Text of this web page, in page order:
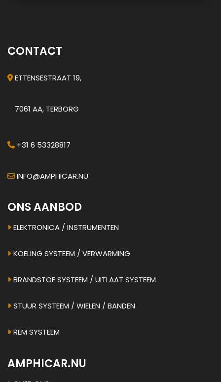
CONTACT
ETTENSESTRAAT 19,
7061 AA, TERBORG
+31 6 53328817
INFO@AMPHICAR.NU
ONS AANBOD
ELEKTRONICA / INSTRUMENTEN
KOELING SYSTEEM / VERWARMING
BRANDSTOF SYSTEEM / UITLAAT SYSTEEM
STUUR SYSTEEM / WIELEN / BANDEN
REM SYSTEEM
AMPHICAR.NU